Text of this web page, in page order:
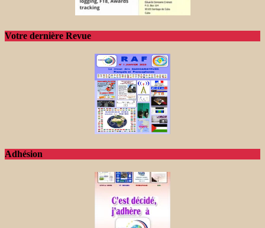
Votre dernière Revue
Adhésion